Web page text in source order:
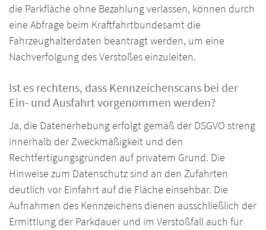
die Parkfläche ohne Bezahlung verlassen, können durch
eine Abfrage beim Kraftfahrtbundesamt die
Fahrzeughalterdaten beantragt werden, um eine
Nachverfolgung des Verstoßes einzuleiten.
Ist es rechtens, dass Kennzeichenscans bei der
Ein- und Ausfahrt vorgenommen werden?
Ja, die Datenerhebung erfolgt gemäß der DSGVO streng
innerhalb der Zweckmäßigkeit und den
Rechtfertigungsgründen auf privatem Grund. Die
Hinweise zum Datenschutz sind an den Zufahrten
deutlich vor Einfahrt auf die Fläche einsehbar. Die
Aufnahmen des Kennzeichens dienen ausschließlich der
Ermittlung der Parkdauer und im Verstoßfall auch für